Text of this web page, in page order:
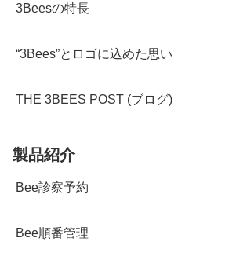
3Beesの特長
“3Bees”とロゴに込めた思い
THE 3BEES POST (ブログ)
製品紹介
Bee診察予約
Bee順番管理